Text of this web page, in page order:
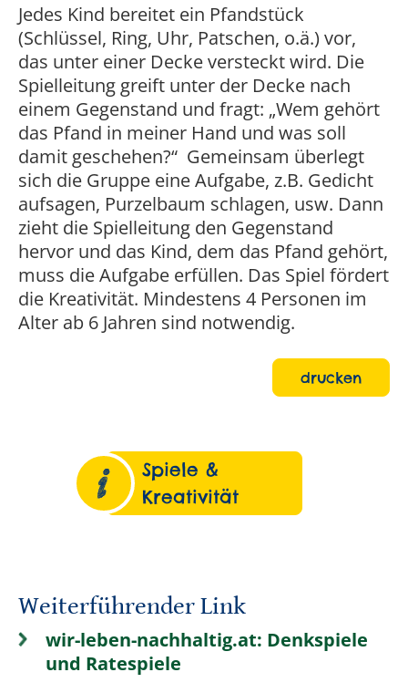
Jedes Kind bereitet ein Pfandstück
(Schlüssel, Ring, Uhr, Patschen, o.ä.) vor,
das unter einer Decke versteckt wird. Die
Spielleitung greift unter der Decke nach
einem Gegenstand und fragt: „Wem gehört
das Pfand in meiner Hand und was soll
damit geschehen?“ Gemeinsam überlegt
sich die Gruppe eine Aufgabe, z.B. Gedicht
aufsagen, Purzelbaum schlagen, usw. Dann
zieht die Spielleitung den Gegenstand
hervor und das Kind, dem das Pfand gehört,
muss die Aufgabe erfüllen. Das Spiel fördert
die Kreativität. Mindestens 4 Personen im
Alter ab 6 Jahren sind notwendig.
drucken
Spiele &
Kreativität
Weiterführender Link
wir-leben-nachhaltig.at: Denkspiele
und Ratespiele